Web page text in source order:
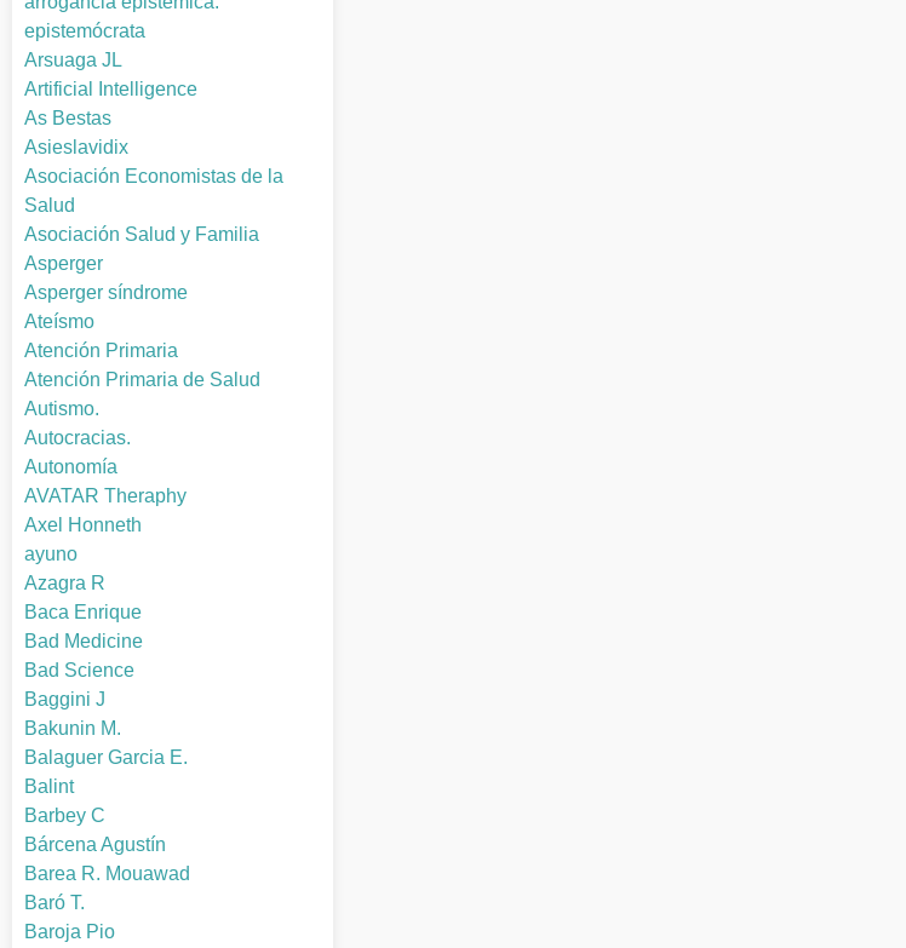
epistemócrata
Arsuaga JL
Artificial Intelligence
As Bestas
Asieslavidix
Asociación Economistas de la
Salud
Asociación Salud y Familia
Asperger
Asperger síndrome
Ateísmo
Atención Primaria
Atención Primaria de Salud
Autismo.
Autocracias.
Autonomía
AVATAR Theraphy
Axel Honneth
ayuno
Azagra R
Baca Enrique
Bad Medicine
Bad Science
Baggini J
Bakunin M.
Balaguer Garcia E.
Balint
Barbey C
Bárcena Agustín
Barea R. Mouawad
Baró T.
Baroja Pio